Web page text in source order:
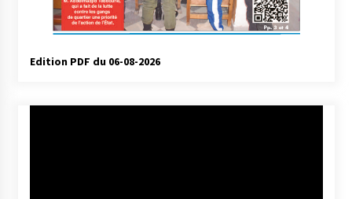
Edition PDF du 06-08-2026